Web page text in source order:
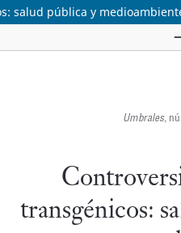
salud pública y